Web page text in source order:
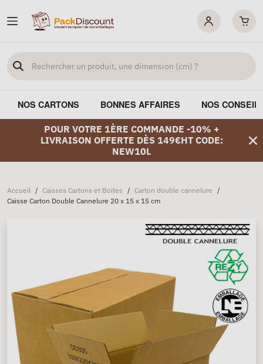
NOS CARTONS BONNES AFFAIRES NOS
POUR VOTRE 1ÈRE COMMANDE -10% +
LIVRAISON OFFERTE DÈS 149€HT CODE:
NEW10L
Accueil / Caisses Cartons et Boites / Carton double cannelure /
Caisse Carton Double Cannelure 20 x 15 x 15 cm